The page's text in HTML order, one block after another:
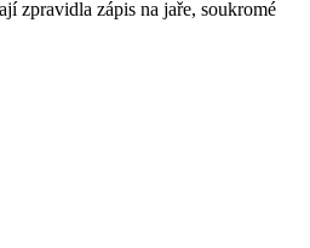
zpravidla zápis na jaře, soukromé